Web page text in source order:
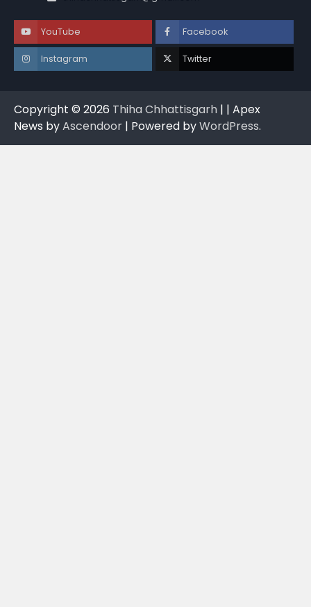
YouTube Facebook
Instagram Twitter
Copyright © 2026 Thiha Chhattisgarh | | Apex
News byAscendoor | Powered byWordPress.